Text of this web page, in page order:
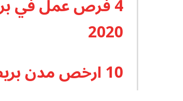
2020
10 ارخص مدن بريطانيا للدراسة والمعيشة